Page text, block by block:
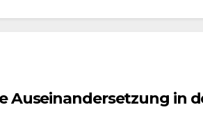
Auseinandersetzung in